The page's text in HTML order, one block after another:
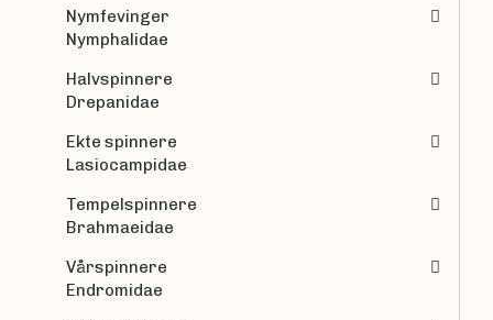
Nymfevinger
Nymphalidae
Halvspinnere
Drepanidae
Ekte spinnere
Lasiocampidae
Tempelspinnere
Brahmaeidae
Vårspinnere
Endromidae